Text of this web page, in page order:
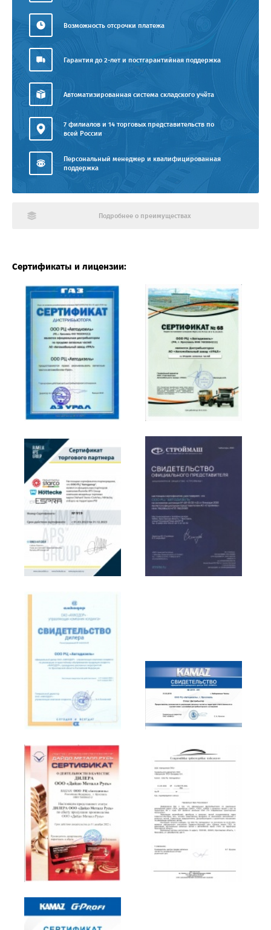
Возможность отсрочки платежа
Гарантия до 2-лет и постгарантийная поддержка
Автоматизированная система складского учёта
7 филиалов и 14 торговых представительств по
всей России
Персональный менеджер и квалифицированная
поддержка
Подробнее о преимуществах
Сертификаты и лицензии: